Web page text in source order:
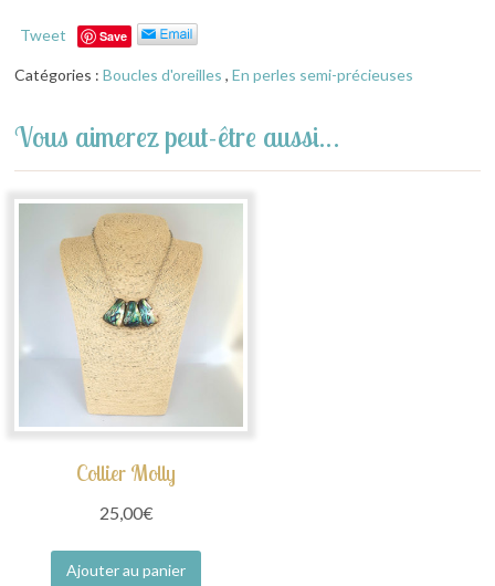
Tweet Save
Catégories :Boucles d'oreilles,En perles semi-précieuses
Vous aimerez peut-être aussi…
Collier Molly
25,00€
Ajouter au panier